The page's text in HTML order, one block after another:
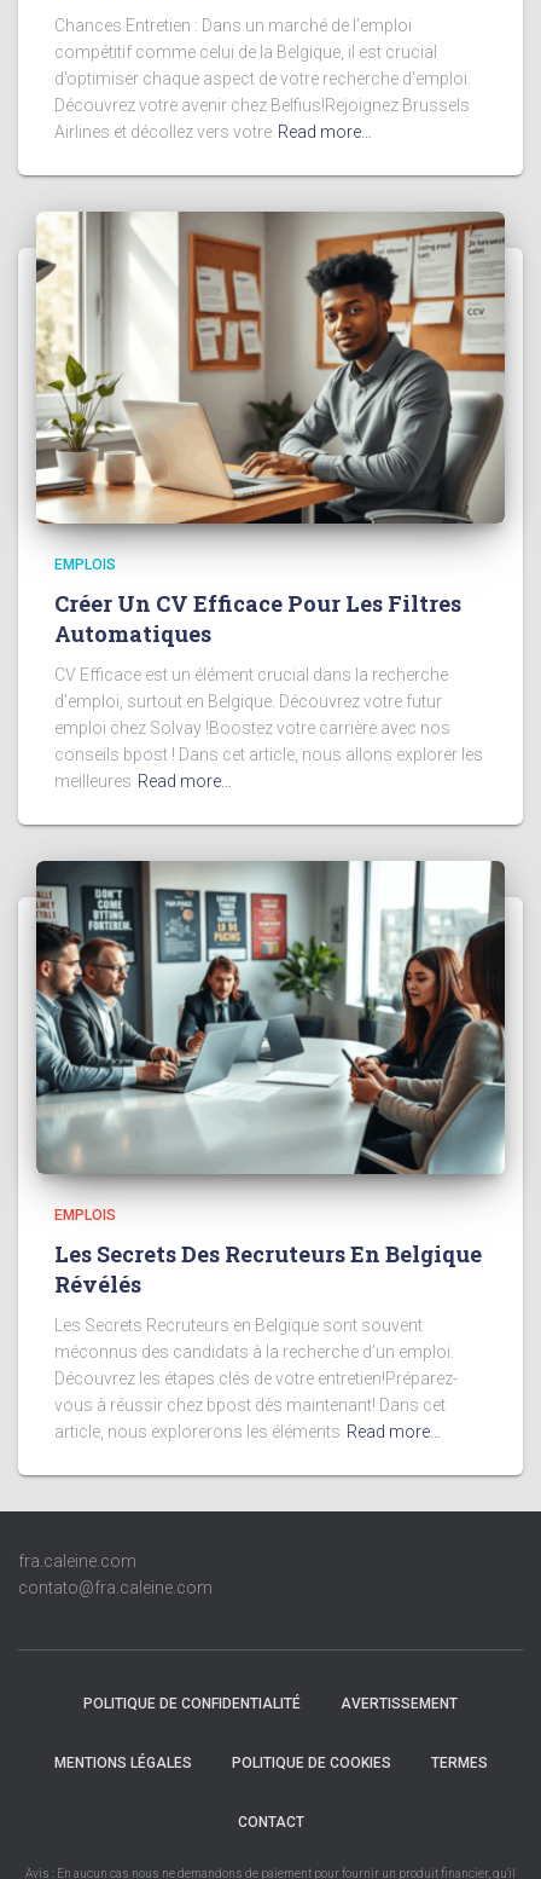
Chances Entretien : Dans un marché de l’emploi
compétitif comme celui de la Belgique, il est crucial
d’optimiser chaque aspect de votre recherche d’emploi.
Découvrez votre avenir chez Belfius!Rejoignez Brussels
Airlines et décollez vers votre Read more…
EMPLOIS
Créer Un CV Efficace Pour Les Filtres
Automatiques
CV Efficace est un élément crucial dans la recherche
d’emploi, surtout en Belgique. Découvrez votre futur
emploi chez Solvay !Boostez votre carrière avec nos
conseils bpost ! Dans cet article, nous allons explorer les
meilleures Read more…
EMPLOIS
Les Secrets Des Recruteurs En Belgique
Révélés
Les Secrets Recruteurs en Belgique sont souvent
méconnus des candidats à la recherche d’un emploi.
Découvrez les étapes clés de votre entretien!Préparez-
vous à réussir chez bpost dès maintenant! Dans cet
article, nous explorerons les éléments Read more…
fra.caleine.com
contato@fra.caleine.com
POLITIQUE DE CONFIDENTIALITÉ AVERTISSEMENT
MENTIONS LÉGALES POLITIQUE DE COOKIES TERMES
CONTACT
Avis : En aucun cas nous ne demandons de paiement pour fournir un produit financier, qu'il